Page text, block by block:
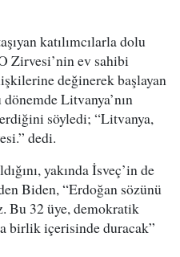
katılımcılarla dolu
Zirvesi’nin ev sahibi
değinerek başlayan
Litvanya’nın
söyledi; “Litvanya,
dedi.
yakında İsveç’in de
Biden, “Erdoğan sözünü
Bu 32 üye, demokratik
birlik içerisinde duracak”